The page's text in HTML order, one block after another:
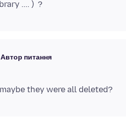
Автор питання